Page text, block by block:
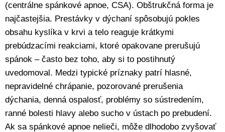
(centrálne spánkové apnoe, CSA). Obštrukčná forma je
najčastejšia. Prestávky v dýchaní spôsobujú pokles
obsahu kyslíka v krvi a telo reaguje krátkymi
prebúdzacími reakciami, ktoré opakovane prerušujú
spánok – často bez toho, aby si to postihnutý
uvedomoval. Medzi typické príznaky patrí hlasné,
nepravidelné chrápanie, pozorované prerušenia
dýchania, denná ospalosť, problémy so sústredením,
ranné bolesti hlavy alebo sucho v ústach po prebudení.
Ak sa spánkové apnoe nelieči, môže dlhodobo zvyšovať